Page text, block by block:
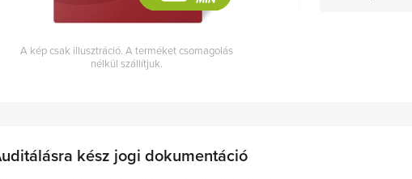
A kép csak illusztráció. A terméket csomagolás
nélkül szállítjuk.
kész jogi dokumentáció